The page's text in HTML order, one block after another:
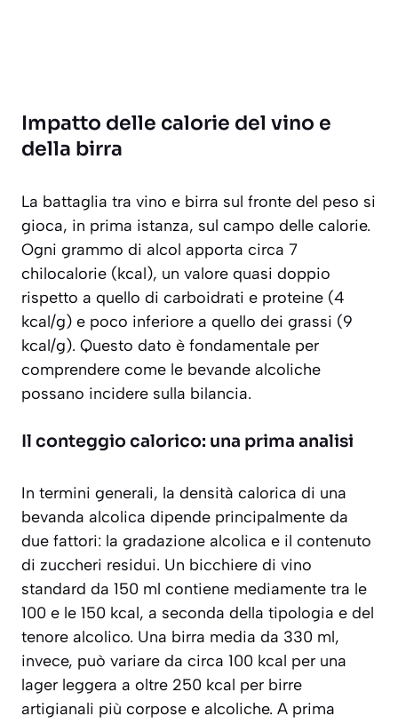
Impatto delle calorie del vino e
della birra
La battaglia tra vino e birra sul fronte del peso si
gioca, in prima istanza, sul campo delle calorie.
Ogni grammo di alcol apporta circa 7
chilocalorie (kcal), un valore quasi doppio
rispetto a quello di carboidrati e proteine (4
kcal/g) e poco inferiore a quello dei grassi (9
kcal/g). Questo dato è fondamentale per
comprendere come le bevande alcoliche
possano incidere sulla bilancia.
Il conteggio calorico: una prima analisi
In termini generali, la densità calorica di una
bevanda alcolica dipende principalmente da
due fattori: la gradazione alcolica e il contenuto
di zuccheri residui. Un bicchiere di vino
standard da 150 ml contiene mediamente tra le
100 e le 150 kcal, a seconda della tipologia e del
tenore alcolico. Una birra media da 330 ml,
invece, può variare da circa 100 kcal per una
lager leggera a oltre 250 kcal per birre
artigianali più corpose e alcoliche. A prima